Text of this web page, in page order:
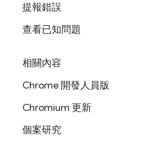
提報錯誤
查看已知問題
相關內容
Chrome 開發人員版
Chromium 更新
個案研究